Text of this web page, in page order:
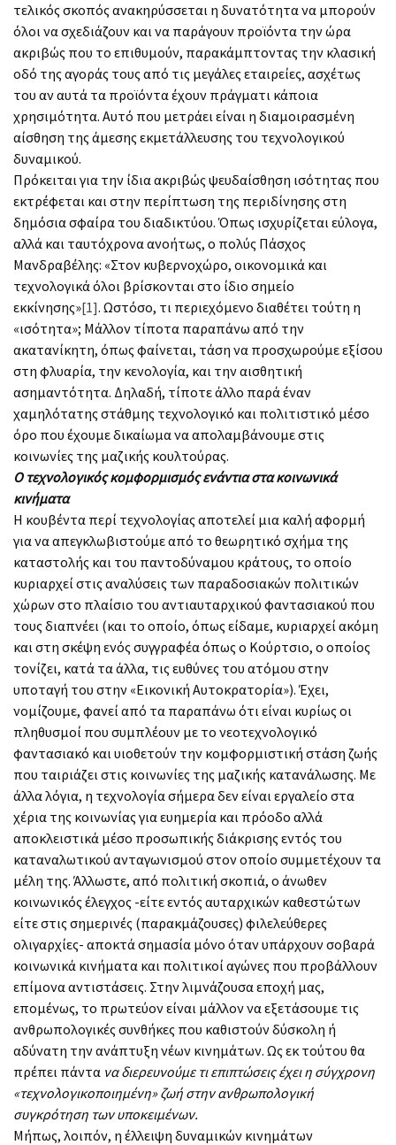
τελικός σκοπός ανακηρύσσεται η δυνατότητα να μπορούν
όλοι να σχεδιάζουν και να παράγουν προϊόντα την ώρα
ακριβώς που το επιθυμούν, παρακάμπτοντας την κλασική
οδό της αγοράς τους από τις μεγάλες εταιρείες, ασχέτως
του αν αυτά τα προϊόντα έχουν πράγματι κάποια
χρησιμότητα. Αυτό που μετράει είναι η διαμοιρασμένη
αίσθηση της άμεσης εκμετάλλευσης του τεχνολογικού
δυναμικού.
Πρόκειται για την ίδια ακριβώς ψευδαίσθηση ισότητας που
εκτρέφεται και στην περίπτωση της περιδίνησης στη
δημόσια σφαίρα του διαδικτύου. Όπως ισχυρίζεται εύλογα,
αλλά και ταυτόχρονα ανοήτως, ο πολύς Πάσχος
Μανδραβέλης: «Στον κυβερνοχώρο, οικονομικά και
τεχνολογικά όλοι βρίσκονται στο ίδιο σημείο
εκκίνησης»[1]. Ωστόσο, τι περιεχόμενο διαθέτει τούτη η
«ισότητα»; Μάλλον τίποτα παραπάνω από την
ακατανίκητη, όπως φαίνεται, τάση να προσχωρούμε εξίσου
στη φλυαρία, την κενολογία, και την αισθητική
ασημαντότητα. Δηλαδή, τίποτε άλλο παρά έναν
χαμηλότατης στάθμης τεχνολογικό και πολιτιστικό μέσο
όρο που έχουμε δικαίωμα να απολαμβάνουμε στις
κοινωνίες της μαζικής κουλτούρας.
Ο τεχνολογικός κομφορμισμός ενάντια στα κοινωνικά
κινήματα
Η κουβέντα περί τεχνολογίας αποτελεί μια καλή αφορμή
για να απεγκλωβιστούμε από το θεωρητικό σχήμα της
καταστολής και του παντοδύναμου κράτους, το οποίο
κυριαρχεί στις αναλύσεις των παραδοσιακών πολιτικών
χώρων στο πλαίσιο του αντιαυταρχικού φαντασιακού που
τους διαπνέει (και το οποίο, όπως είδαμε, κυριαρχεί ακόμη
και στη σκέψη ενός συγγραφέα όπως ο Κούρτσιο, ο οποίος
τονίζει, κατά τα άλλα, τις ευθύνες του ατόμου στην
υποταγή του στην «Εικονική Αυτοκρατορία»). Έχει,
νομίζουμε, φανεί από τα παραπάνω ότι είναι κυρίως οι
πληθυσμοί που συμπλέουν με το νεοτεχνολογικό
φαντασιακό και υιοθετούν την κομφορμιστική στάση ζωής
που ταιριάζει στις κοινωνίες της μαζικής κατανάλωσης. Με
άλλα λόγια, η τεχνολογία σήμερα δεν είναι εργαλείο στα
χέρια της κοινωνίας για ευημερία και πρόοδο αλλά
αποκλειστικά μέσο προσωπικής διάκρισης εντός του
καταναλωτικού ανταγωνισμού στον οποίο συμμετέχουν τα
μέλη της. Άλλωστε, από πολιτική σκοπιά, ο άνωθεν
κοινωνικός έλεγχος -είτε εντός αυταρχικών καθεστώτων
είτε στις σημερινές (παρακμάζουσες) φιλελεύθερες
ολιγαρχίες- αποκτά σημασία μόνο όταν υπάρχουν σοβαρά
κοινωνικά κινήματα και πολιτικοί αγώνες που προβάλλουν
επίμονα αντιστάσεις. Στην λιμνάζουσα εποχή μας,
επομένως, το πρωτεύον είναι μάλλον να εξετάσουμε τις
ανθρωπολογικές συνθήκες που καθιστούν δύσκολη ή
αδύνατη την ανάπτυξη νέων κινημάτων. Ως εκ τούτου θα
πρέπει πάντα να διερευνούμε τι επιπτώσεις έχει η σύγχρονη
«τεχνολογικοποιημένη» ζωή στην ανθρωπολογική
συγκρότηση των υποκειμένων.
Μήπως, λοιπόν, η έλλειψη δυναμικών κινημάτων